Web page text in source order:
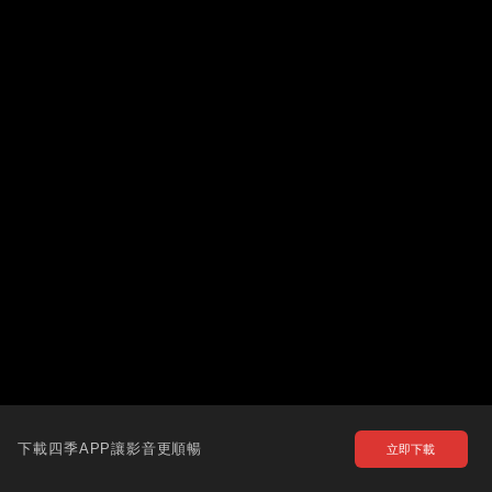
下載四季APP讓影音更順暢 立即下載